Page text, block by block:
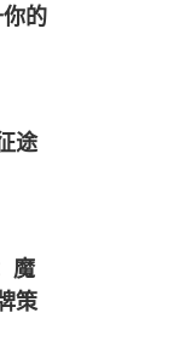
的
途
魔
策